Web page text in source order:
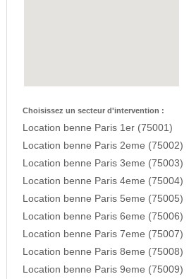
Choisissez un secteur d'intervention :
Location benne Paris 1er (75001)
Location benne Paris 2eme (75002)
Location benne Paris 3eme (75003)
Location benne Paris 4eme (75004)
Location benne Paris 5eme (75005)
Location benne Paris 6eme (75006)
Location benne Paris 7eme (75007)
Location benne Paris 8eme (75008)
Location benne Paris 9eme (75009)